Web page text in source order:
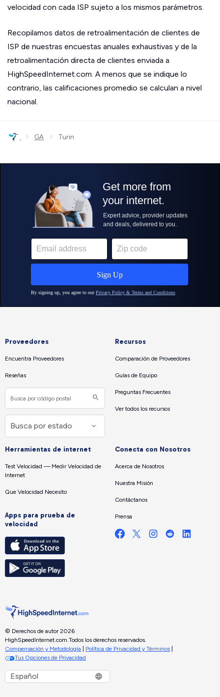
velocidad con cada ISP sujeto a los mismos parámetros.
Recopilamos datos de retroalimentación de clientes de
ISP de nuestras encuestas anuales exhaustivas y de la
retroalimentación directa de clientes enviada a
HighSpeedInternet.com. A menos que se indique lo
contrario, las calificaciones promedio se calculan a nivel
nacional.
› GA › Turin
Proveedores
Encuentra Proveedores
Reseñas
Recursos
Comparación de Proveedores
Guías de Equipo
Preguntas Frecuentes
Ver todos los recursos
Herramientas de internet
Test Velocidad — Medir Velocidad de
Internet
Que Velocidad Necesito
Apps para prueba de
velocidad
Conecta con Nosotros
Acerca de Nosotros
Nuestra Misión
Contáctanos
Prensa
© Derechos de autor 2026
HighSpeedInternet.com. Todos los derechos reservados.
Compensación y Metodología
Política de Privacidad y Términos
Tus Opciones de Privacidad